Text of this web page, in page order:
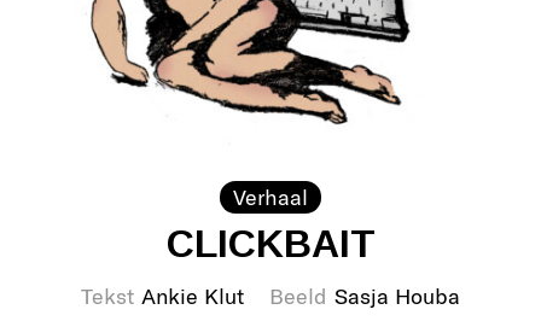
Verhaal
CLICKBAIT
Tekst Ankie Klut Beeld Sasja Houba